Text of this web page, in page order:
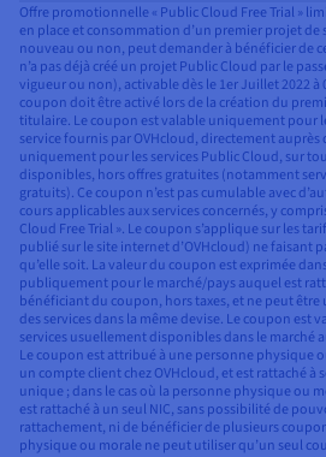
Offre promotionnelle « Public Cloud Free Trial »
en place et consommation d’un premier projet
nouveau ou non, peut demander à bénéficier de
n’a pas déjà créé un projet Public Cloud par le
vigueur ou non), activable dès le 1er Juillet 2022 à
coupon doit être activé lors de la création du
titulaire. Le coupon est valable uniquement pour
service fournis par OVHcloud, directement auprès
uniquement pour les services Public Cloud, sur
disponibles, hors offres gratuites (notamment
gratuits). Ce coupon n’est pas cumulable avec
cours applicables aux services concernés, y
Cloud Free Trial ». Le coupon s’applique sur les
publié sur le site internet d’OVHcloud) ne faisant
qu’elle soit. La valeur du coupon est exprimée
publiquement pour le marché/pays auquel est
bénéficiant du coupon, hors taxes, et ne peut
des services dans la même devise. Le coupon est
services usuellement disponibles dans le marché
Le coupon est attribué à une personne physique
un compte client chez OVHcloud, et est rattaché
unique ; dans le cas où la personne physique ou
est rattaché à un seul NIC, sans possibilité de
rattachement, ni de bénéficier de plusieurs
physique ou morale ne peut utiliser qu’un seul